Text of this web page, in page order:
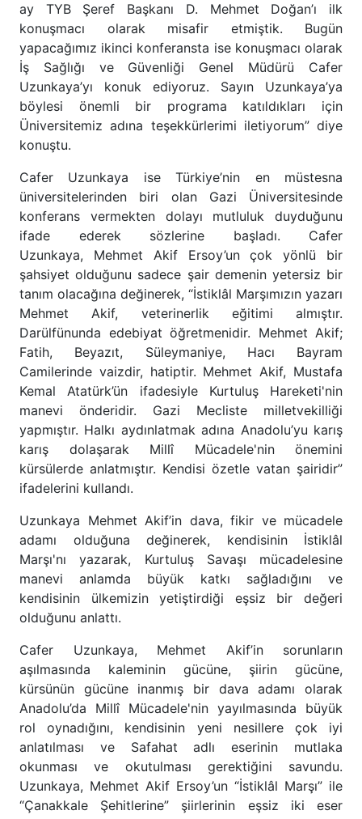
ay TYB Şeref Başkanı D. Mehmet Doğan’ı ilk
konuşmacı olarak misafir etmiştik. Bugün
yapacağımız ikinci konferansta ise konuşmacı olarak
İş Sağlığı ve Güvenliği Genel Müdürü Cafer
Uzunkaya’yı konuk ediyoruz. Sayın Uzunkaya’ya
böylesi önemli bir programa katıldıkları için
Üniversitemiz adına teşekkürlerimi iletiyorum” diye
konuştu.
Cafer Uzunkaya ise Türkiye’nin en müstesna
üniversitelerinden biri olan Gazi Üniversitesinde
konferans vermekten dolayı mutluluk duyduğunu
ifade ederek sözlerine başladı. Cafer
Uzunkaya, Mehmet Akif Ersoy’un çok yönlü bir
şahsiyet olduğunu sadece şair demenin yetersiz bir
tanım olacağına değinerek, “İstiklâl Marşımızın yazarı
Mehmet Akif, veterinerlik eğitimi almıştır.
Darülfünunda edebiyat öğretmenidir. Mehmet Akif;
Fatih, Beyazıt, Süleymaniye, Hacı Bayram
Camilerinde vaizdir, hatiptir. Mehmet Akif, Mustafa
Kemal Atatürk’ün ifadesiyle Kurtuluş Hareketi'nin
manevi önderidir. Gazi Mecliste milletvekilliği
yapmıştır. Halkı aydınlatmak adına Anadolu’yu karış
karış dolaşarak Millî Mücadele'nin önemini
kürsülerde anlatmıştır. Kendisi özetle vatan şairidir”
ifadelerini kullandı.
Uzunkaya Mehmet Akif’in dava, fikir ve mücadele
adamı olduğuna değinerek, kendisinin İstiklâl
Marşı'nı yazarak, Kurtuluş Savaşı mücadelesine
manevi anlamda büyük katkı sağladığını ve
kendisinin ülkemizin yetiştirdiği eşsiz bir değeri
olduğunu anlattı.
Cafer Uzunkaya, Mehmet Akif’in sorunların
aşılmasında kaleminin gücüne, şiirin gücüne,
kürsünün gücüne inanmış bir dava adamı olarak
Anadolu’da Millî Mücadele'nin yayılmasında büyük
rol oynadığını, kendisinin yeni nesillere çok iyi
anlatılması ve Safahat adlı eserinin mutlaka
okunması ve okutulması gerektiğini savundu.
Uzunkaya, Mehmet Akif Ersoy’un “İstiklâl Marşı” ile
“Çanakkale Şehitlerine” şiirlerinin eşsiz iki eser